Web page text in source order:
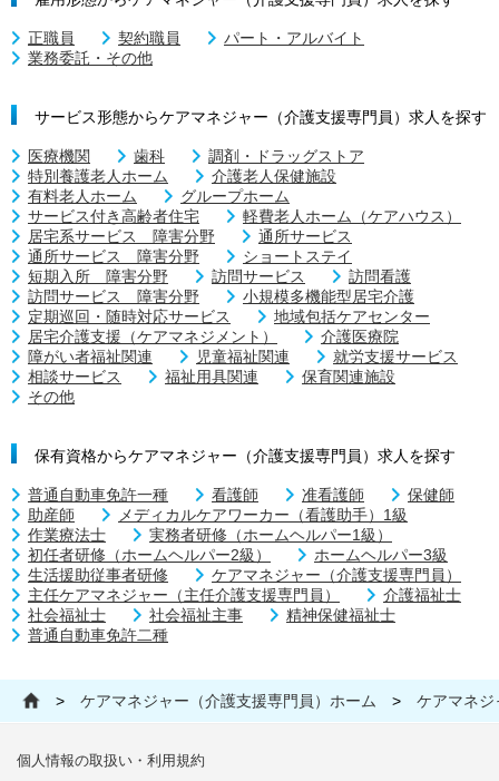
正職員 契約職員
パート・アルバイト
業務委託・その他
サービス形態からケアマネジャー（介護支援専門員）求人を探す
医療機関 歯科
調剤・ドラッグストア
特別養護老人ホーム
介護老人保健施設
有料老人ホーム
グループホーム
サービス付き高齢者住宅
軽費老人ホーム（ケアハウス）
居宅系サービス 障害分野
通所サービス
通所サービス 障害分野
ショートステイ
短期入所 障害分野
訪問サービス
訪問看護
訪問サービス 障害分野
小規模多機能型居宅介護
定期巡回・随時対応サービス
地域包括ケアセンター
居宅介護支援（ケアマネジメント）
介護医療院
障がい者福祉関連
児童福祉関連
就労支援サービス
相談サービス
福祉用具関連
保育関連施設
その他
保有資格からケアマネジャー（介護支援専門員）求人を探す
普通自動車免許一種 看護師 准看護師
保健師
助産師
メディカルケアワーカー（看護助手）1級
作業療法士
実務者研修（ホームヘルパー1級）
初任者研修（ホームヘルパー2級）
ホームヘルパー3級
生活援助従事者研修
ケアマネジャー（介護支援専門員）
主任ケアマネジャー（主任介護支援専門員）
介護福祉士
社会福祉士
社会福祉主事
精神保健福祉士
普通自動車免許二種
> ケアマネジャー（介護支援専門員）ホーム > ケアマネジ
個人情報の取扱い・利用規約